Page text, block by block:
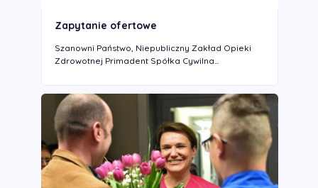
Zapytanie ofertowe
Szanowni Państwo, Niepubliczny Zakład Opieki
Zdrowotnej Primadent Spółka Cywilna...